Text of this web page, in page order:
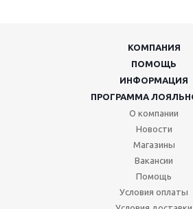
КОМПАНИЯ
ПОМОЩЬ
ИНФОРМАЦИЯ
ПРОГРАММА
О компании
Новости
Магазины
Вакансии
Помощь
Условия оплаты